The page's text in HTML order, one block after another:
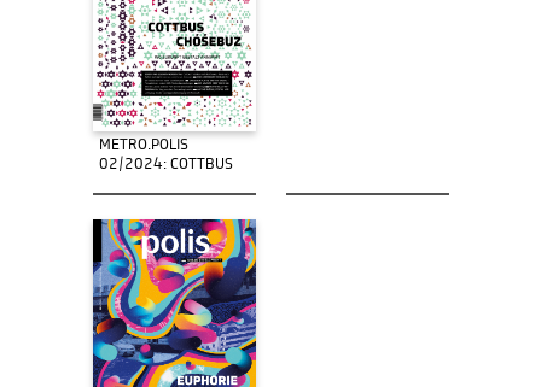
METRO.POLIS
02/2024: COTTBUS